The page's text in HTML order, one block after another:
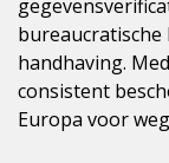
handhaving.
consistent
Europa voor